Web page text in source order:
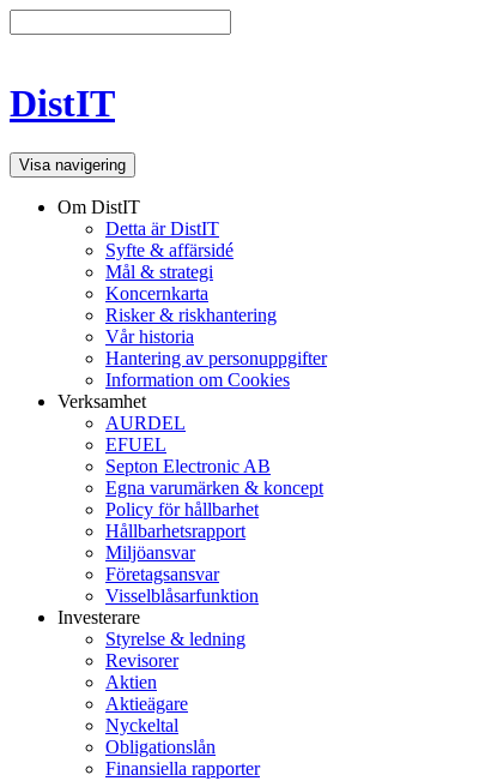
DistIT
Visa navigering
Om DistIT
Detta är DistIT
Syfte & affärsidé
Mål & strategi
Koncernkarta
Risker & riskhantering
Vår historia
Hantering av personuppgifter
Information om Cookies
Verksamhet
AURDEL
EFUEL
Septon Electronic AB
Egna varumärken & koncept
Policy för hållbarhet
Hållbarhetsrapport
Miljöansvar
Företagsansvar
Visselblåsarfunktion
Investerare
Styrelse & ledning
Revisorer
Aktien
Aktieägare
Nyckeltal
Obligationslån
Finansiella rapporter